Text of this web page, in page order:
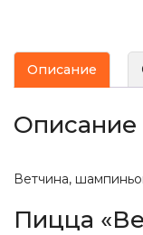
Описание
Описание
Ветчина,
Пицца